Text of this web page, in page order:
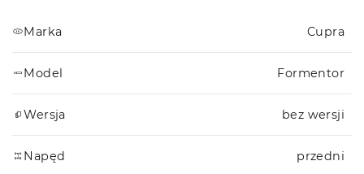
Marka Cupra
Model Formentor
Wersja bez wersji
Napęd przedni